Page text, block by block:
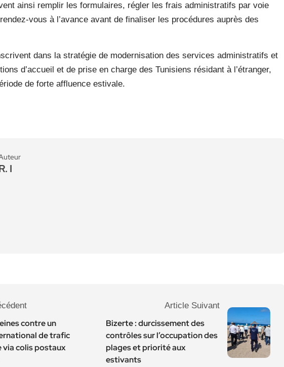
ainsi remplir les formulaires, régler les frais administratifs par voie
vous à l’avance avant de finaliser les procédures auprès des
dans la stratégie de modernisation des services administratifs et
d’accueil et de prise en charge des Tunisiens résidant à l’étranger,
de forte affluence estivale.
I
contre un
de trafic
via colis postaux
Article Suivant
Bizerte : durcissement des
contrôles sur l’occupation des
plages et priorité aux
estivants